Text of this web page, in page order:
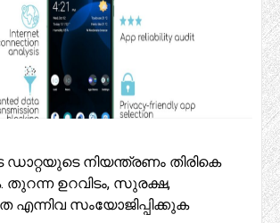
ഡാറ്റയുടെ നിയന്ത്രണം തിരികെ
ഉറവിടം, സുരക്ഷ,
എന്നിവ സംയോജിപ്പിക്കുക